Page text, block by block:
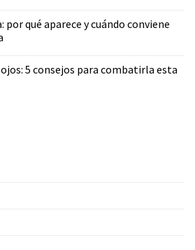
por qué aparece y cuándo conviene
5 consejos para combatirla esta